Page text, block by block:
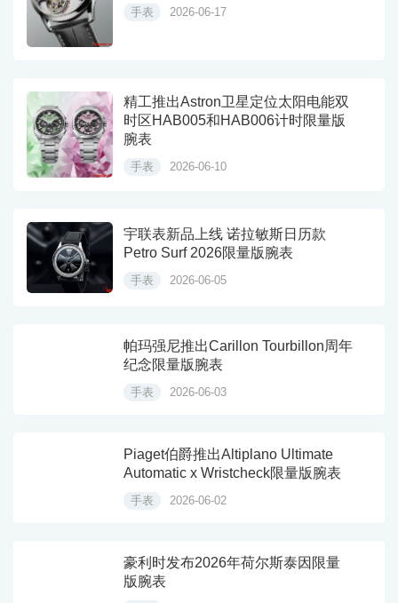
手表 2026-06-17
精工推出Astron卫星定位太阳电能双
时区HAB005和HAB006计时限量版
腕表
手表 2026-06-10
宇联表新品上线 诺拉敏斯日历款
Petro Surf 2026限量版腕表
手表 2026-06-05
帕玛强尼推出Carillon Tourbillon周年
纪念限量版腕表
手表 2026-06-03
Piaget伯爵推出Altiplano Ultimate
Automatic x Wristcheck限量版腕表
手表 2026-06-02
豪利时发布2026年荷尔斯泰因限量
版腕表